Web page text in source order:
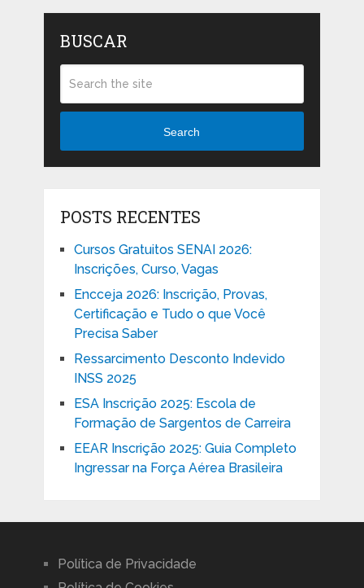
BUSCAR
Search
POSTS RECENTES
Cursos Gratuitos SENAI 2026:
Inscrições, Curso, Vagas
Encceja 2026: Inscrição, Provas,
Certificação e Tudo o que Você
Precisa Saber
Ressarcimento Desconto Indevido
INSS 2025
ESA Inscrição 2025: Escola de
Formação de Sargentos de Carreira
EEAR Inscrição 2025: Guia Completo
Ingressar na Força Aérea Brasileira
Política de Privacidade